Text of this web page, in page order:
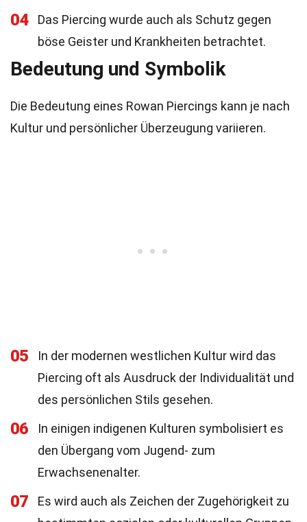
04
Das Piercing wurde auch als Schutz gegen
böse Geister und Krankheiten betrachtet.
Bedeutung und Symbolik
Die Bedeutung eines Rowan Piercings kann je nach
Kultur und persönlicher Überzeugung variieren.
05
In der modernen westlichen Kultur wird das
Piercing oft als Ausdruck der Individualität und
des persönlichen Stils gesehen.
06
In einigen indigenen Kulturen symbolisiert es
den Übergang vom Jugend- zum
Erwachsenenalter.
07
Es wird auch als Zeichen der Zugehörigkeit zu